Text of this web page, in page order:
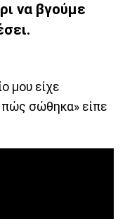
να βγούμε
μου είχε
πώς σώθηκα» είπε